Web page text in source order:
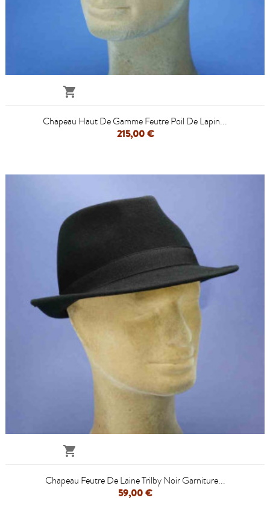

Chapeau Haut De Gamme Feutre Poil De Lapin...
215,00 €

Chapeau Feutre De Laine Trilby Noir Garniture...
59,00 €